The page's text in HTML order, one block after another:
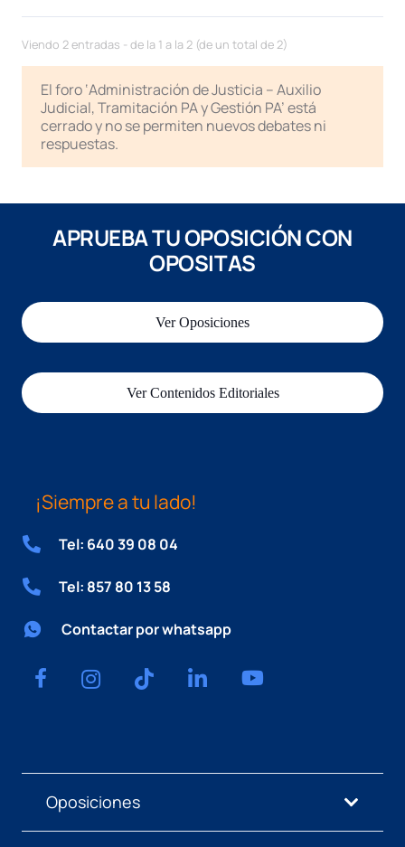
Viendo 2 entradas - de la 1 a la 2 (de un total de 2)
El foro ‘Administración de Justicia – Auxilio
Judicial, Tramitación PA y Gestión PA’ está
cerrado y no se permiten nuevos debates ni
respuestas.
APRUEBA TU OPOSICIÓN CON
OPOSITAS
Ver Oposiciones
Ver Contenidos Editoriales
¡Siempre a tu lado!
Tel: 640 39 08 04
Tel: 857 80 13 58
Contactar por whatsapp
Oposiciones